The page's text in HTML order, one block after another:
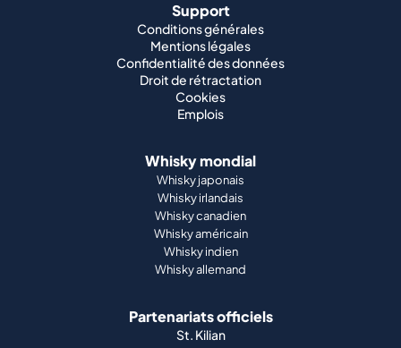
Support
Conditions générales
Mentions légales
Confidentialité des données
Droit de rétractation
Cookies
Emplois
Whisky mondial
Whisky japonais
Whisky irlandais
Whisky canadien
Whisky américain
Whisky indien
Whisky allemand
Partenariats officiels
St. Kilian